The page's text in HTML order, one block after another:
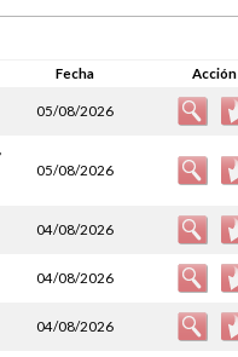
Fecha
Acción
05/08/2026
05/08/2026
04/08/2026
04/08/2026
04/08/2026